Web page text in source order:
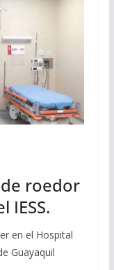
roedor
IESS.
en el Hospital
Guayaquil